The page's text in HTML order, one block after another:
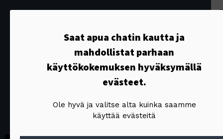
Blogi
Saat apua chatin kautta ja
mahdollistat parhaan
käyttökokemuksen hyväksymällä
evästeet.
Ole hyvä ja valitse alta kuinka saamme
käyttää evästeitä